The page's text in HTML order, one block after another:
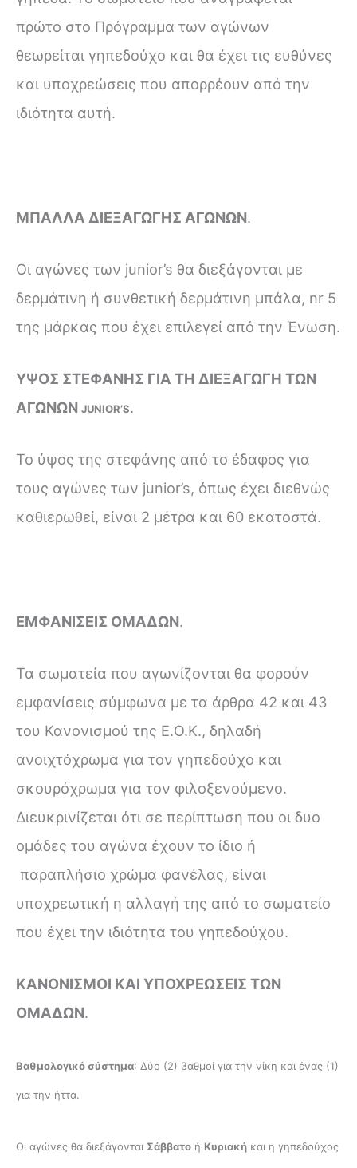
πρώτο στο Πρόγραμμα των αγώνων
θεωρείται γηπεδούχο και θα έχει τις ευθύνες
και υποχρεώσεις που απορρέουν από την
ιδιότητα αυτή.
ΜΠΑΛΛΑ ΔΙΕΞΑΓΩΓΗΣ ΑΓΩΝΩΝ.
Οι αγώνες των junior’s θα διεξάγονται με
δερμάτινη ή συνθετική δερμάτινη μπάλα, nr 5
της μάρκας που έχει επιλεγεί από την Ένωση.
ΥΨΟΣ ΣΤΕΦΑΝΗΣ ΓΙΑ ΤΗ ΔΙΕΞΑΓΩΓΗ ΤΩΝ
ΑΓΩΝΩΝ JUNIOR’S.
Το ύψος της στεφάνης από το έδαφος για
τους αγώνες των junior’s, όπως έχει διεθνώς
καθιερωθεί, είναι 2 μέτρα και 60 εκατοστά.
ΕΜΦΑΝΙΣΕΙΣ ΟΜΑΔΩΝ.
Τα σωματεία που αγωνίζονται θα φορούν
εμφανίσεις σύμφωνα με τα άρθρα 42 και 43
του Κανονισμού της Ε.Ο.Κ., δηλαδή
ανοιχτόχρωμα για τον γηπεδούχο και
σκουρόχρωμα για τον φιλοξενούμενο.
Διευκρινίζεται ότι σε περίπτωση που οι δυο
ομάδες του αγώνα έχουν το ίδιο ή
παραπλήσιο χρώμα φανέλας, είναι
υποχρεωτική η αλλαγή της από το σωματείο
που έχει την ιδιότητα του γηπεδούχου.
ΚΑΝΟΝΙΣΜΟΙ ΚΑΙ ΥΠΟΧΡΕΩΣΕΙΣ ΤΩΝ
ΟΜΑΔΩΝ.
Βαθμολογικό σύστημα: Δύο (2) βαθμοί για την νίκη και ένας (1)
για την ήττα.
Οι αγώνες θα διεξάγονται Σάββατο ή Κυριακή και η γηπεδούχος